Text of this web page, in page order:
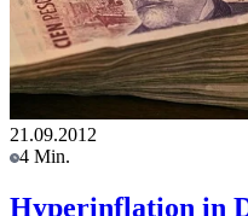
21.09.2012
4 Min.
Hyperinflation in